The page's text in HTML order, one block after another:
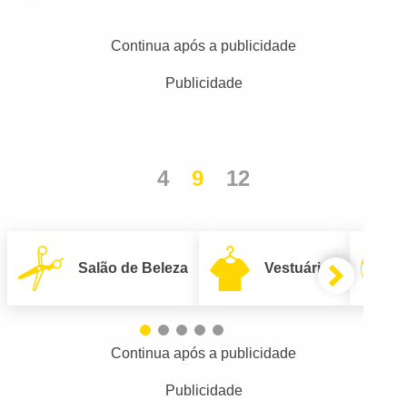
Continua após a publicidade
Publicidade
4 9 12
Salão de Beleza Vestuário
Continua após a publicidade
Publicidade